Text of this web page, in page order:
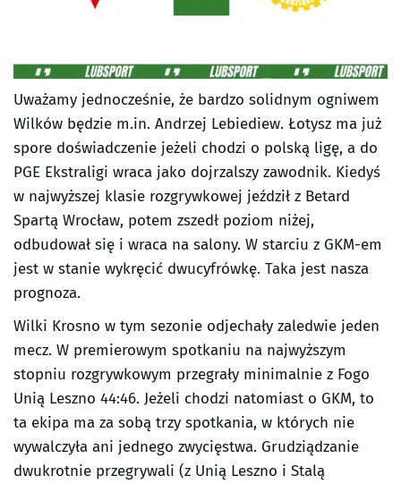
Uważamy jednocześnie, że bardzo solidnym ogniwem
Wilków będzie m.in. Andrzej Lebiediew. Łotysz ma już
spore doświadczenie jeżeli chodzi o polską ligę, a do
PGE Ekstraligi wraca jako dojrzalszy zawodnik. Kiedyś
w najwyższej klasie rozgrywkowej jeździł z Betard
Spartą Wrocław, potem zszedł poziom niżej,
odbudował się i wraca na salony. W starciu z GKM-em
jest w stanie wykręcić dwucyfrówkę. Taka jest nasza
prognoza.
Wilki Krosno w tym sezonie odjechały zaledwie jeden
mecz. W premierowym spotkaniu na najwyższym
stopniu rozgrywkowym przegrały minimalnie z Fogo
Unią Leszno 44:46. Jeżeli chodzi natomiast o GKM, to
ta ekipa ma za sobą trzy spotkania, w których nie
wywalczyła ani jednego zwycięstwa. Grudziądzanie
dwukrotnie przegrywali (z Unią Leszno i Stalą